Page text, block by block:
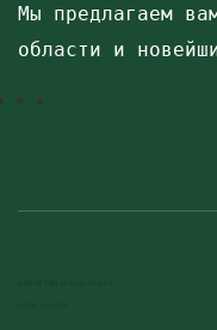
Мы предлагаем
области и